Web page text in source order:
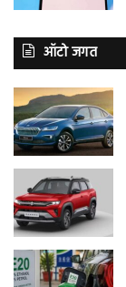
ऑटो जगत